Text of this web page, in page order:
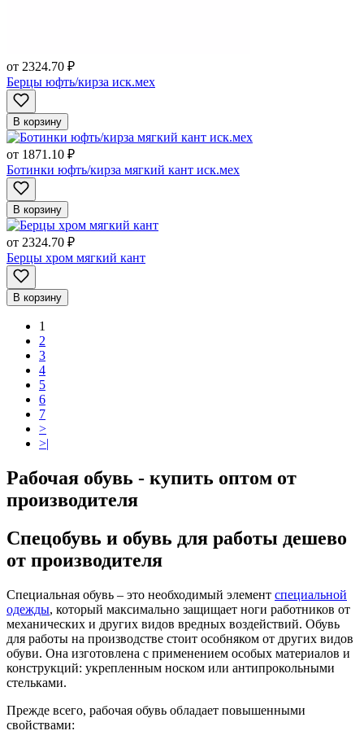
от 2324.70 ₽
Берцы юфть/кирза иск.мех
В корзину
от 1871.10 ₽
Ботинки юфть/кирза мягкий кант иск.мех
В корзину
от 2324.70 ₽
Берцы хром мягкий кант
В корзину
1
2
3
4
5
6
7
>
>|
Рабочая обувь - купить оптом от
производителя
Спецобувь и обувь для работы дешево
от производителя
Специальная обувь – это необходимый элемент специальной
одежды, который максимально защищает ноги работников от
механических и других видов вредных воздействий. Обувь
для работы на производстве стоит особняком от других видов
обуви. Она изготовлена с применением особых материалов и
конструкций: укрепленным носком или антипрокольными
стельками.
Прежде всего, рабочая обувь обладает повышенными
свойствами: